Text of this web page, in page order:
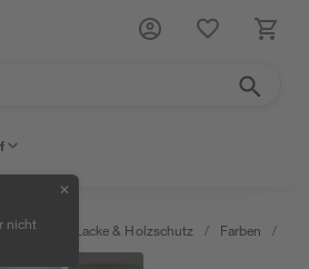
nicht
✕
/ Farben, Lacke & Holzschutz / Farben /